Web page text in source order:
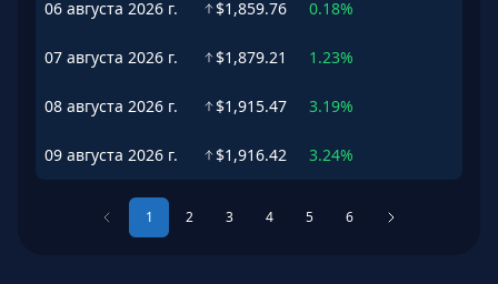
06 августа 2026 г. $1,859.76 0.18%
07 августа 2026 г. $1,879.21 1.23%
08 августа 2026 г. $1,915.47 3.19%
09 августа 2026 г. $1,916.42 3.24%
1 2 3 4 5 6